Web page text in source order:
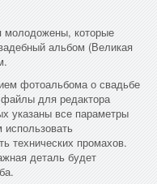
молодожены, которые
альбом (Великая
фотоальбома о свадьбе
для редактора
указаны все параметры
технических промахов.
деталь будет